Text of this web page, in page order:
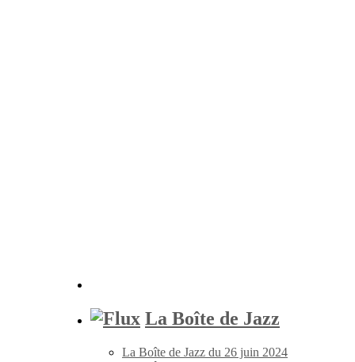
La Boîte de Jazz
La Boîte de Jazz du 26 juin 2024